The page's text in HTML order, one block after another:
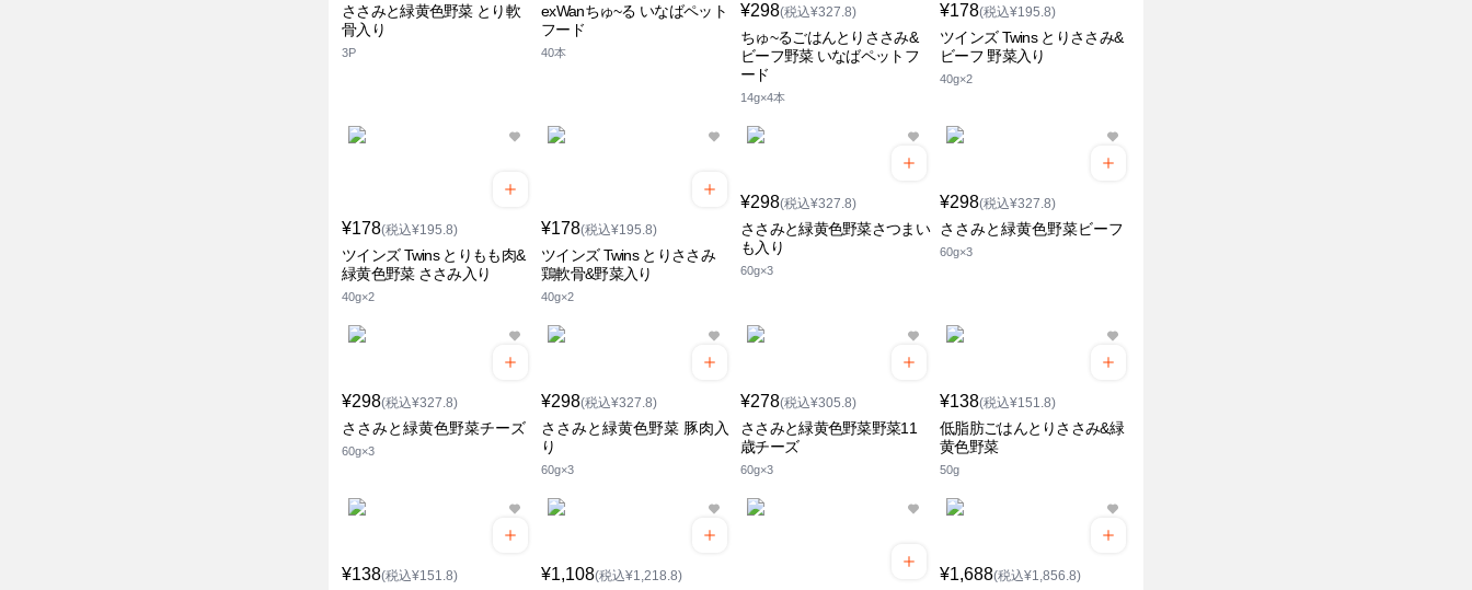
ささみと緑黄色野菜 とり軟
骨入り
3P
exWanちゅ~る いなばペット
フード
40本
¥298(税込¥327.8)
ちゅ~るごはんとりささみ&
ビーフ野菜 いなばペットフ
ード
14g×4本
¥178(税込¥195.8)
ツインズ Twins とりささみ&
ビーフ 野菜入り
40g×2
¥178(税込¥195.8)
ツインズ Twins とりもも肉&
緑黄色野菜 ささみ入り
40g×2
¥178(税込¥195.8)
ツインズ Twins とりささみ
鶏軟骨&野菜入り
40g×2
¥298(税込¥327.8)
ささみと緑黄色野菜さつまい
も入り
60g×3
¥298(税込¥327.8)
ささみと緑黄色野菜ビーフ
60g×3
¥298(税込¥327.8)
ささみと緑黄色野菜チーズ
60g×3
¥298(税込¥327.8)
ささみと緑黄色野菜 豚肉入
り
60g×3
¥278(税込¥305.8)
ささみと緑黄色野菜野菜11
歳チーズ
60g×3
¥138(税込¥151.8)
低脂肪ごはんとりささみ&緑
黄色野菜
50g
¥138(税込¥151.8) ¥1,108(税込¥1,218.8) ¥1,688(税込¥1,856.8)